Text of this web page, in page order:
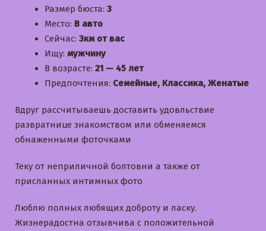
Размер бюста: 3
Место: В авто
Сейчас: 3км от вас
Ищу: мужчину
В возрасте: 21 — 45 лет
Предпочтения: Семейные, Классика, Женатые
Вдруг рассчитываешь доставить удовльствие
развратнице знакомством или обменяемся
обнаженными фоточками
Теку от неприличной болтовни а также от
присланных интимных фото
Люблю полных любящих доброту и ласку.
Жизнерадостна отзывчива с положительной